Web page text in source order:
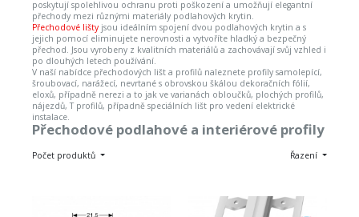
poskytují spolehlivou ochranu proti poškození a umožňují elegantní
přechody mezi různými materiály podlahových krytin.
Přechodové lišty jsou ideálním spojení dvou podlahových krytin a s
jejich pomocí eliminujete nerovnosti a vytvoříte hladký a bezpečný
přechod. Jsou vyrobeny z kvalitních materiálů a zachovávají svůj vzhled i
po dlouhých letech používání.
V naší nabídce přechodových lišt a profilů naleznete profily samolepící,
šroubovací, narážecí, nevrtané s obrovskou škálou dekoračních fólií,
eloxů, případně nerezi a to jak ve varianách obloučků, plochých profilů,
nájezdů, T profilů, případně speciálních lišt pro vedení elektrické
instalace.
Přechodové podlahové a interiérové profily
Počet produktů Řazení